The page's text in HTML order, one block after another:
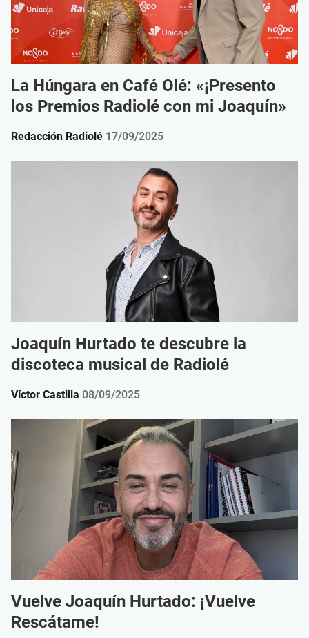
La Húngara en Café Olé: «¡Presento
los Premios Radiolé con mi Joaquín»
Redacción Radiolé 17/09/2025
Joaquín Hurtado te descubre la
discoteca musical de Radiolé
Víctor Castilla 08/09/2025
Vuelve Joaquín Hurtado: ¡Vuelve
Rescátame!